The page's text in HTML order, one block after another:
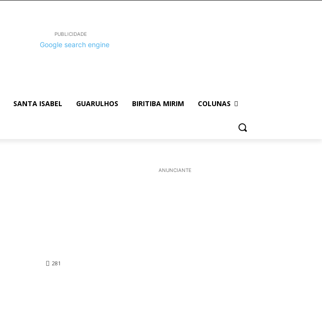
PUBLICIDADE
SANTA ISABEL GUARULHOS BIRITIBA MIRIM COLUNAS
281
ANUNCIANTE